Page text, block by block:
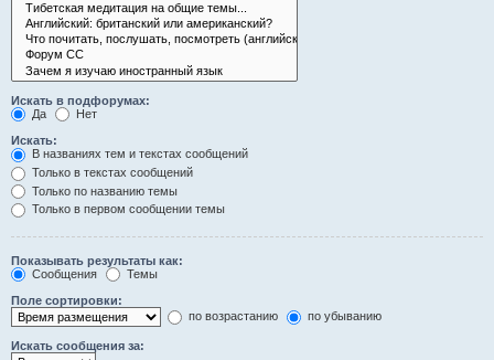
Искать в подфорумах:
Да
Нет
Искать:
В названиях тем и текстах сообщений
Только в текстах сообщений
Только по названию темы
Только в первом сообщении темы
Показывать результаты как:
Сообщения
Темы
Поле сортировки:
по возрастанию
по убыванию
Искать сообщения за: